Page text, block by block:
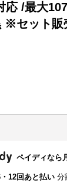
応 /最大
※セット販
ペイディなら
12回あと払い 分